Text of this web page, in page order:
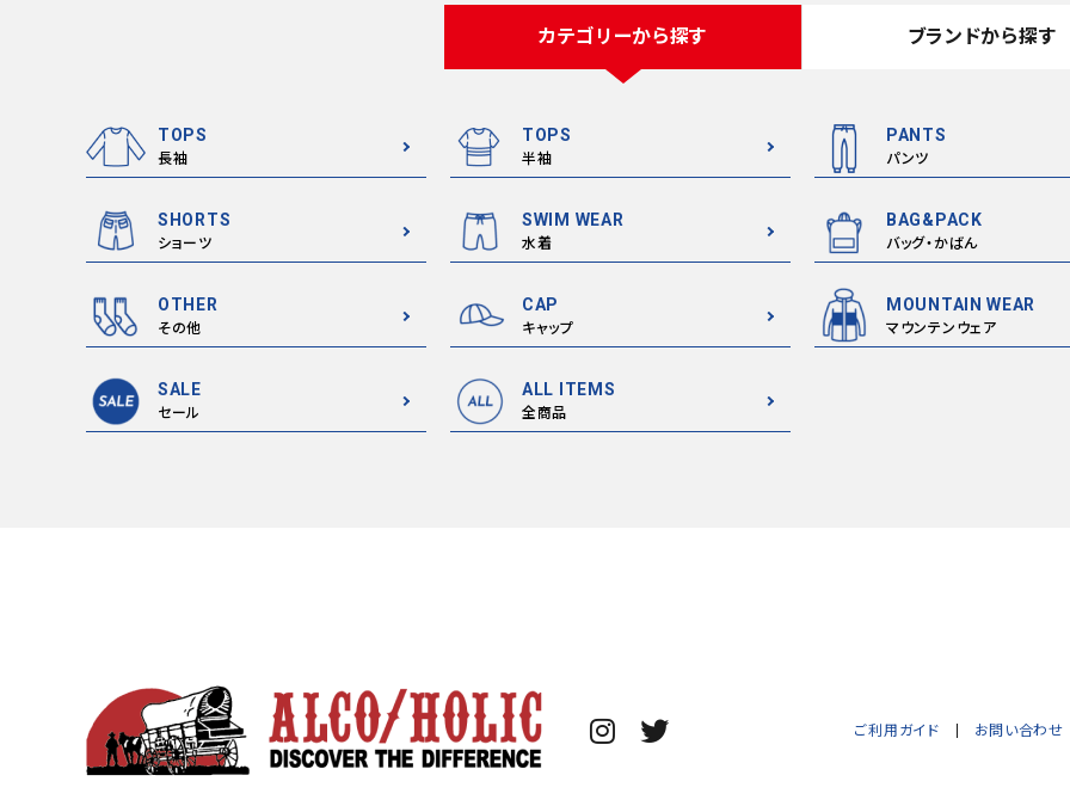
カテゴリーから探す ブランドから探す
TOPS
長袖
TOPS
半袖
PANTS
パンツ
SHORTS
ショーツ
SWIM WEAR
水着
BAG&PACK
バッグ・かばん
OTHER
その他
CAP
キャップ
MOUNTAIN WEAR
マウンテンウェア
SALE
セール
ALL ITEMS
全商品
ご利用ガイド お問い合わせ